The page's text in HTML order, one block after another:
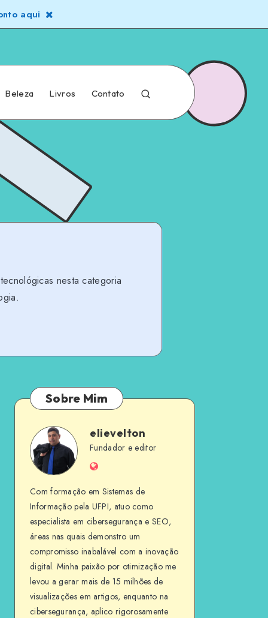
aqui
Beleza Livros Contato
nesta categoria
Sobre Mim
elievelton
elievelton
Fundador e editor
Website
Com formação em Sistemas de
Informação pela UFPI, atuo como
especialista em cibersegurança e SEO,
áreas nas quais demonstro um
compromisso inabalável com a inovação
digital. Minha paixão por otimização me
levou a gerar mais de 15 milhões de
visualizações em artigos, enquanto na
cibersegurança, aplico rigorosamente